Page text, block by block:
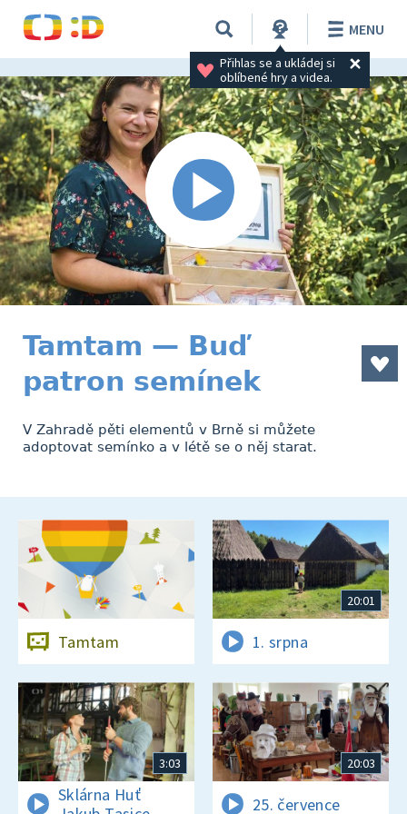
Přihlas se a ukládej si
oblíbené hry a videa.
MENU
Tamtam — Buď
patron semínek
V Zahradě pěti elementů v Brně si můžete
adoptovat semínko a v létě se o něj starat.
Tamtam
20:01
1. srpna
3:03
Sklárna Huť
20:03
25. července